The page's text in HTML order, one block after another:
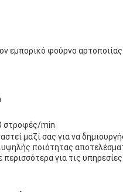
εμπορικό φούρνο
στροφές/min
μαζί σας για να
ποιότητας
περισσότερα για τις